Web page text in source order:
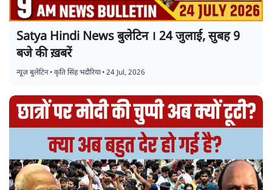
Satya Hindi News बुलेटिन । 24 जुलाई, सुबह 9
बजे की ख़बरें
न्यूज़ बुलेटिन•कृति सिंह भदौरिया•24 Jul, 2026